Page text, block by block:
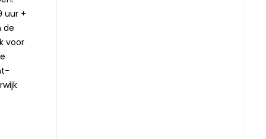
uur +
de
voor